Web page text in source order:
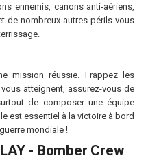
ennemis, canons anti-aériens,
de nombreux autres périls vous
mission réussie. Frappez les
atteignent, assurez-vous de
de composer une équipe
est essentiel à la victoire à bord
mondiale !
- Bomber Crew